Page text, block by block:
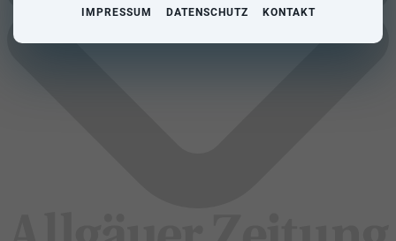
IMPRESSUM DATENSCHUTZ KONTAKT